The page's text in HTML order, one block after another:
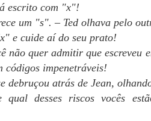
escrito com "x"!
um "s". – Ted olhava pelo
e cuide aí do seu prato!
não quer admitir que escreveu
códigos impenetráveis!
debruçou atrás de Jean,
qual desses riscos vocês
SAIU DO HEXÁGONO que era
avisando que trucidaria o primeiro que
O ataque das cem naves tinha sido no
bases tinham tido sua cota de
tivesse sido tão grande quanto o
MAR PRESENTE NÚMERO 8
Olá, gente!
livro 4, Consequências, minhas tarefas